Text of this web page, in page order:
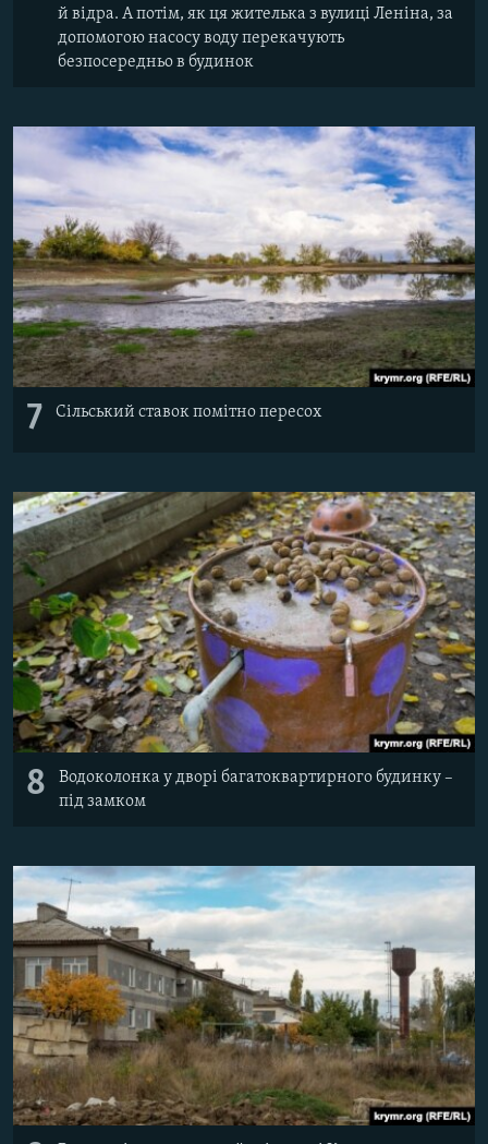
й відра. А потім, як ця жителька з вулиці Леніна, за
допомогою насосу воду перекачують
безпосередньо в будинок
7 Сільський ставок помітно пересох
8
Водоколонка у дворі багатоквартирного будинку –
під замком